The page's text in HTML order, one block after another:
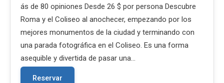
ás de 80 opiniones Desde 26 $ por persona Descubre
Roma y el Coliseo al anochecer, empezando por los
mejores monumentos de la ciudad y terminando con
una parada fotográfica en el Coliseo. Es una forma
asequible y divertida de pasar una…
Reservar